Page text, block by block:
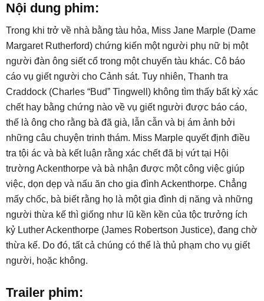
Nội dung phim:
Trong khi trở về nhà bằng tàu hỏa, Miss Jane Marple (Dame
Margaret Rutherford) chứng kiến ​​một người phụ nữ bị một
người đàn ông siết cổ trong một chuyến tàu khác. Cô báo
cáo vụ giết người cho Cảnh sát. Tuy nhiên, Thanh tra
Craddock (Charles “Bud” Tingwell) không tìm thấy bất kỳ xác
chết hay bằng chứng nào về vụ giết người được báo cáo,
thế là ông cho rằng bà đã già, lẫn cẫn và bị ám ảnh bởi
những câu chuyện trinh thám. Miss Marple quyết định điều
tra tội ác và bà kết luận rằng xác chết đã bị vứt tại Hội
trường Ackenthorpe và bà nhận được một công việc giúp
việc, dọn dẹp và nấu ăn cho gia đình Ackenthorpe. Chẳng
mấy chốc, bà biết rằng họ là một gia đình dị năng và những
người thừa kế thì giống như lũ kền kền của tộc trưởng ích
kỷ Luther Ackenthorpe (James Robertson Justice), đang chờ
thừa kế. Do đó, tất cả chúng có thể là thủ phạm cho vụ giết
người, hoặc không.
Trailer phim: